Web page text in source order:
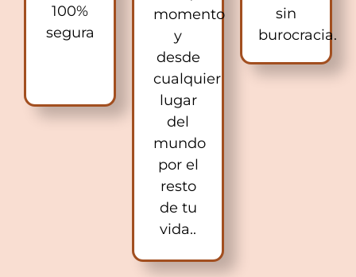
100%
segura
momento
y
desde
cualquier
lugar
del
mundo
por el
resto
de tu
vida..
sin
burocracia.